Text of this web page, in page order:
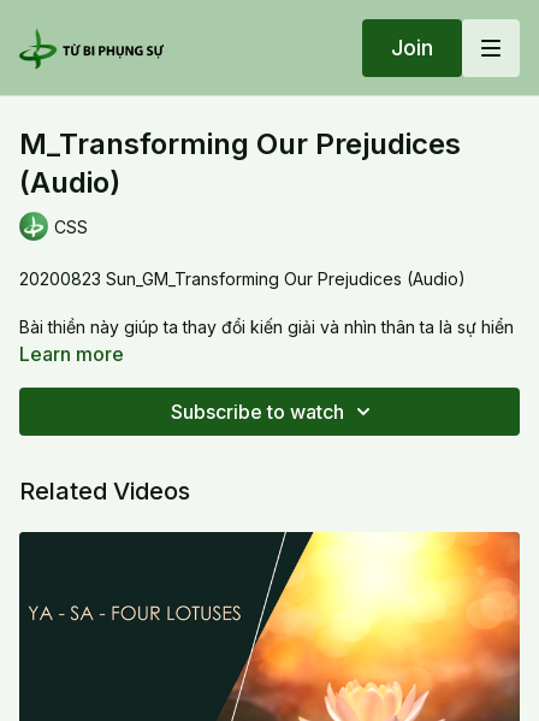
Join
M_Transforming Our Prejudices
(Audio)
CSS
20200823 Sun_GM_Transforming Our Prejudices (Audio)
Bài thiền này giúp ta thay đổi kiến giải và nhìn thân ta là sự hiển
hiện của tâm hồn, của tâm linh, của linh tánh, của sự tự do, tình
This meditation helps us to transform our prejudices. We will
Learn more
Subscribe to watch
Related Videos